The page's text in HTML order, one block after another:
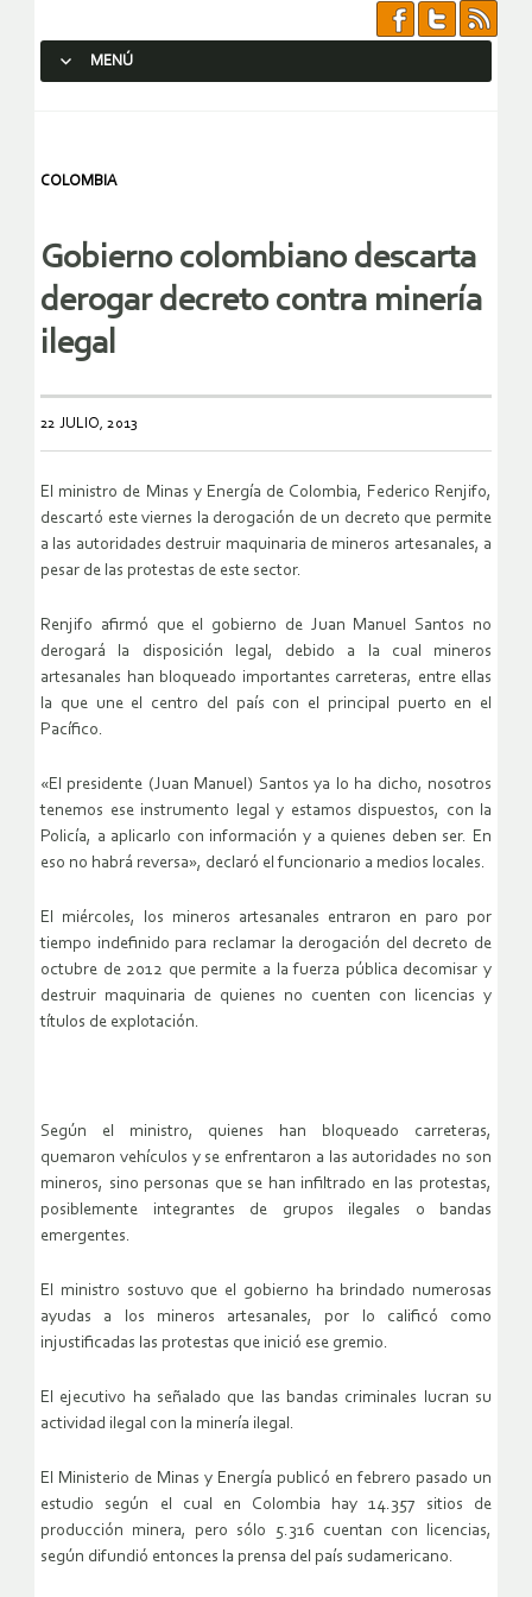
MENÚ
COLOMBIA
Gobierno colombiano descarta
derogar decreto contra minería
ilegal
22 JULIO, 2013
El ministro de Minas y Energía de Colombia, Federico Renjifo,
descartó este viernes la derogación de un decreto que permite
a las autoridades destruir maquinaria de mineros artesanales, a
pesar de las protestas de este sector.
Renjifo afirmó que el gobierno de Juan Manuel Santos no
derogará la disposición legal, debido a la cual mineros
artesanales han bloqueado importantes carreteras, entre ellas
la que une el centro del país con el principal puerto en el
Pacífico.
«El presidente (Juan Manuel) Santos ya lo ha dicho, nosotros
tenemos ese instrumento legal y estamos dispuestos, con la
Policía, a aplicarlo con información y a quienes deben ser. En
eso no habrá reversa», declaró el funcionario a medios locales.
El miércoles, los mineros artesanales entraron en paro por
tiempo indefinido para reclamar la derogación del decreto de
octubre de 2012 que permite a la fuerza pública decomisar y
destruir maquinaria de quienes no cuenten con licencias y
títulos de explotación.
Según el ministro, quienes han bloqueado carreteras,
quemaron vehículos y se enfrentaron a las autoridades no son
mineros, sino personas que se han infiltrado en las protestas,
posiblemente integrantes de grupos ilegales o bandas
emergentes.
El ministro sostuvo que el gobierno ha brindado numerosas
ayudas a los mineros artesanales, por lo calificó como
injustificadas las protestas que inició ese gremio.
El ejecutivo ha señalado que las bandas criminales lucran su
actividad ilegal con la minería ilegal.
El Ministerio de Minas y Energía publicó en febrero pasado un
estudio según el cual en Colombia hay 14.357 sitios de
producción minera, pero sólo 5.316 cuentan con licencias,
según difundió entonces la prensa del país sudamericano.